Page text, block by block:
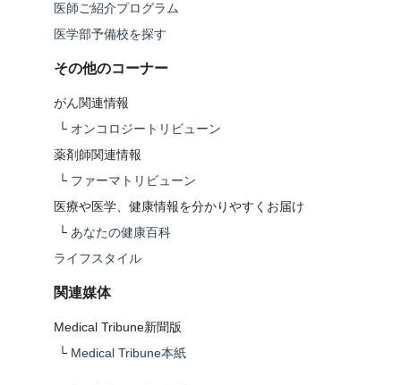
医師ご紹介プログラム
医学部予備校を探す
その他のコーナー
がん関連情報
└ オンコロジートリビューン
薬剤師関連情報
└ ファーマトリビューン
医療や医学、健康情報を分かりやすくお届け
└ あなたの健康百科
ライフスタイル
関連媒体
Medical Tribune新聞版
└ Medical Tribune本紙